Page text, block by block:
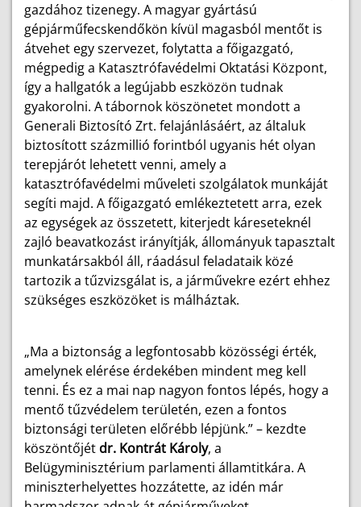
gazdához tizenegy. A magyar gyártású
gépjárműfecskendőkön kívül magasból mentőt is
átvehet egy szervezet, folytatta a főigazgató,
mégpedig a Katasztrófavédelmi Oktatási Központ,
így a hallgatók a legújabb eszközön tudnak
gyakorolni. A tábornok köszönetet mondott a
Generali Biztosító Zrt. felajánlásáért, az általuk
biztosított százmillió forintból ugyanis hét olyan
terepjárót lehetett venni, amely a
katasztrófavédelmi műveleti szolgálatok munkáját
segíti majd. A főigazgató emlékeztetett arra, ezek
az egységek az összetett, kiterjedt káreseteknél
zajló beavatkozást irányítják, állományuk tapasztalt
munkatársakból áll, ráadásul feladataik közé
tartozik a tűzvizsgálat is, a járművekre ezért ehhez
szükséges eszközöket is málháztak.
„Ma a biztonság a legfontosabb közösségi érték,
amelynek elérése érdekében mindent meg kell
tenni. És ez a mai nap nagyon fontos lépés, hogy a
mentő tűzvédelem területén, ezen a fontos
biztonsági területen előrébb lépjünk.” – kezdte
köszöntőjét dr. Kontrát Károly, a
Belügyminisztérium parlamenti államtitkára. A
miniszterhelyettes hozzátette, az idén már